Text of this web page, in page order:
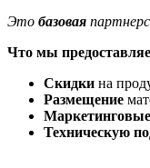
Это базовая
Что мы
Скидки на
Размещение
Техническую